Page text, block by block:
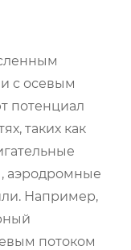
с осевым
потенциал
таких как
аэродромные
Например,
потоком